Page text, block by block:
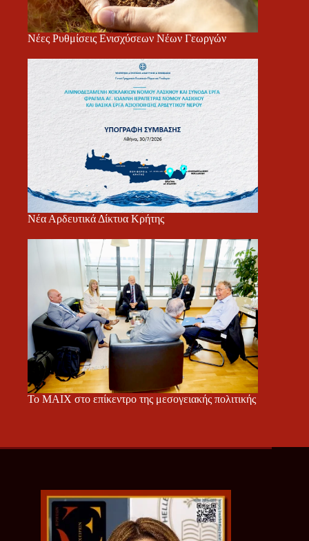
Νέες Ρυθμίσεις Ενισχύσεων Νέων Γεωργών
Νέα Αρδευτικά Δίκτυα Κρήτης
Το ΜΑΙΧ στο επίκεντρο της μεσογειακής πολιτικής